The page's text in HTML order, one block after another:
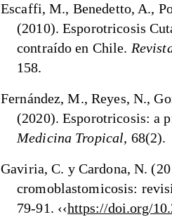
Escaffi, M., Benedetto, A.,
(2010). Esporotricosis
contraído en Chile.
158.
Fernández, M., Reyes, N.,
(2020). Esporotricosis: a
Medicina Tropical, 68(2).
Gaviria, C. y Cardona, N.
cromoblastomicosis:
79-91. ‹‹https://doi.org/